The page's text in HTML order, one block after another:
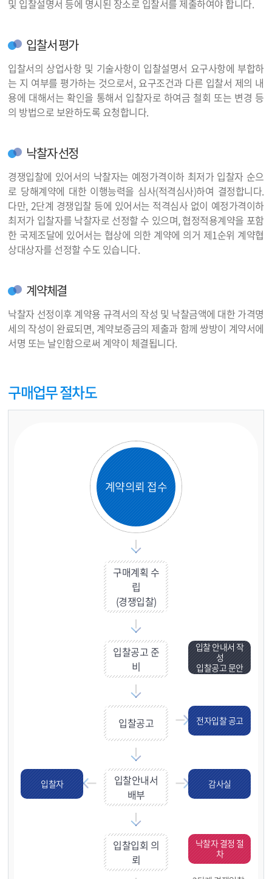
및 입찰설명서 등에 명시된 장소로 입찰서를 제출하여야 합니다.
입찰서 평가
입찰서의 상업사항 및 기술사항이 입찰설명서 요구사항에 부합하
는 지 여부를 평가하는 것으로서, 요구조건과 다른 입찰서 제의 내
용에 대해서는 확인을 통해서 입찰자로 하여금 철회 또는 변경 등
의 방법으로 보완하도록 요청합니다.
낙찰자 선정
경쟁입찰에 있어서의 낙찰자는 예정가격이하 최저가 입찰자 순으
로 당해계약에 대한 이행능력을 심사(적격심사)하여 결정합니다.
다만, 2단계 경쟁입찰 등에 있어서는 적격심사 없이 예정가격이하
최저가 입찰자를 낙찰자로 선정할 수 있으며, 협정적용계약을 포함
한 국제조달에 있어서는 협상에 의한 계약에 의거 제1순위 계약협
상대상자를 선정할 수도 있습니다.
계약체결
낙찰자 선정이후 계약용 규격서의 작성 및 낙찰금액에 대한 가격명
세의 작성이 완료되면, 계약보증금의 제출과 함께 쌍방이 계약서에
서명 또는 날인함으로써 계약이 체결됩니다.
구매업무 절차도
계약의뢰 접수
구매계획 수
립
(경쟁입찰)
입찰공고 준
비
입찰 안내서 작
성
입찰공고 문안
입찰공고 전자입찰 공고
입찰자
입찰안내서
배부
감사실
입찰입회 의
뢰
낙찰자 결정 절
차